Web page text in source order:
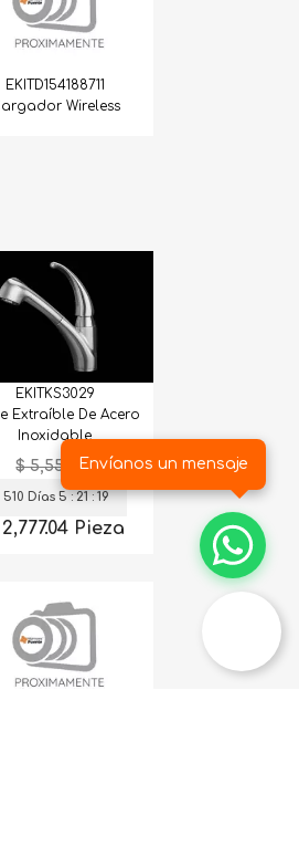
EKITD154188711
Wireless
EKITKS3029
Extraíble De Acero
Inoxidable
$ 5,554.08
510 Días 5 : 21 : 18
Pieza
Envíanos un mensaje